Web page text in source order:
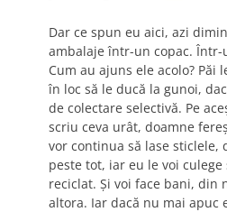
Dar ce spun eu aici, azi
ambalaje într-un copac.
Cum au ajuns ele acolo? Păi
în loc să le ducă la gunoi,
de colectare selectivă. Pe
scriu ceva urât, doamne
vor continua să lase sticlele,
peste tot, iar eu le voi culege
reciclat. Și voi face bani, din
altora. Iar dacă nu mai apuc